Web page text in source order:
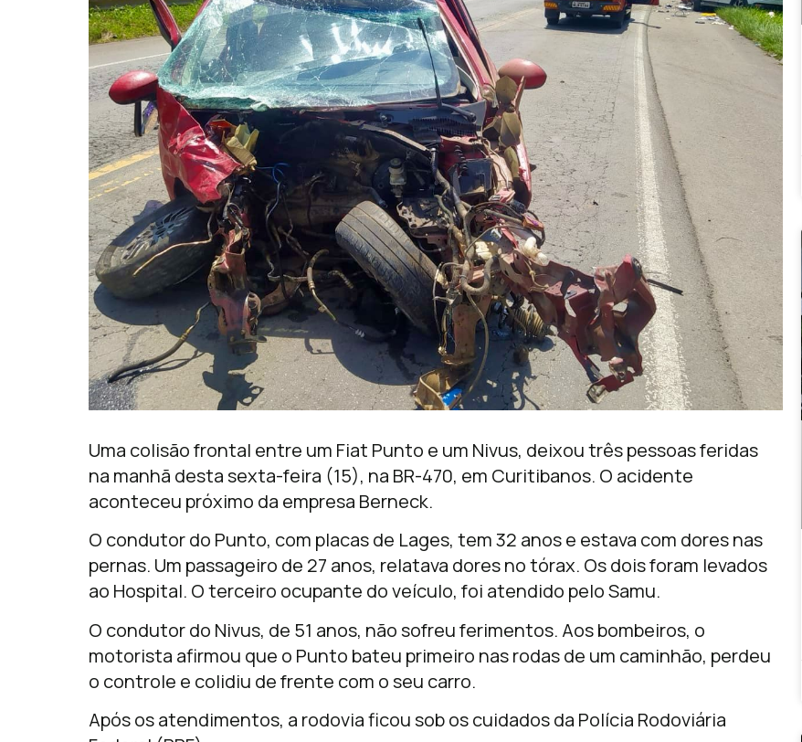
Uma colisão frontal entre um Fiat Punto e um Nivus, deixou três pessoas feridas
na manhã desta sexta-feira (15), na BR-470, em Curitibanos. O acidente
aconteceu próximo da empresa Berneck.
O condutor do Punto, com placas de Lages, tem 32 anos e estava com dores nas
pernas. Um passageiro de 27 anos, relatava dores no tórax. Os dois foram levados
ao Hospital. O terceiro ocupante do veículo, foi atendido pelo Samu.
O condutor do Nivus, de 51 anos, não sofreu ferimentos. Aos bombeiros, o
motorista afirmou que o Punto bateu primeiro nas rodas de um caminhão, perdeu
o controle e colidiu de frente com o seu carro.
Após os atendimentos, a rodovia ficou sob os cuidados da Polícia Rodoviária